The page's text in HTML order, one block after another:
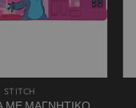
STITCH